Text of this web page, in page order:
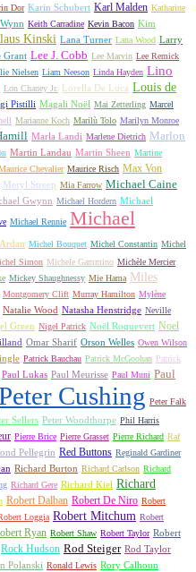
Dor Karin Schubert Karl Malden Katharine
Keith Carradine Kevin Bacon Kim
Kinski Lana Turner Lana Wood Larry
Grant Lee J. Cobb Lee Marvin Lee Remick
Nielsen Liam Neeson Linda Hayden Lino
Lon Chaney Jr. Lorella De Luca Louis de
Pistilli Magali Noël Mai Zetterling Marcel
Marianne Koch Marilù Tolo Marilyn Monroe
Marla Landi Marlene Dietrich Marlon
Martin Landau Martin Sheen Martine
Chevalier Maurice Risch Max Von
Meryl Streep Mia Farrow Michael Caine
Gwynn Michael Hordern Michael
Michael Rennie Michael
Michel Bouquet Michel Constantin Michel
Simon Michele Gammino Michèle Mercier
Mickey Shaughnessy Mie Hama Miles
Montgomery Clift Murray Hamilton Mylène
Natalie Wood Natasha Henstridge Neville
Green Nigel Patrick Noël Roquevert Noel
Omar Sharif Orson Welles Owen Wilson
Patrick Bauchau Patrick McGoohan Patrick
Paul Lukas Paul Meurisse Paul Muni Paul
Cushing Peter Falk
Sellers Peter Woodthorpe Phil Harris
Pierre Brice Pierre Grasset Pierre Richard Raf
Pellegrin Red Buttons Reginald Gardiner
Richard Burton Richard Carlson Richard
Richard Gere Richard Kiel Richard
Robert Dalban Robert De Niro Robert
Loggia Robert Mitchum Robert
Ryan Robert Shaw Robert Taylor Robert
Rock Hudson Rod Steiger Rod Taylor
Polanski Ronald Lewis Rory Calhoun